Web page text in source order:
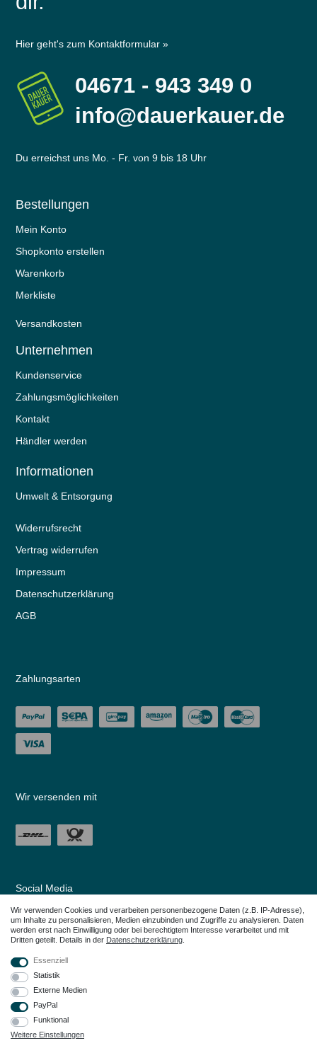
Hier geht's zum Kontaktformular »
04671 - 943 349 0
info@dauerkauer.de
Du erreichst uns Mo. - Fr. von 9 bis 18 Uhr
Bestellungen
Mein Konto
Shopkonto erstellen
Warenkorb
Merkliste
Versandkosten
Unternehmen
Kundenservice
Zahlungsmöglichkeiten
Kontakt
Händler werden
Informationen
Umwelt & Entsorgung
Widerrufs­recht
Vertrag widerrufen
Impressum
Daten­schutz­erklärung
AGB
Zahlungsarten
Wir versenden mit
Social Media
Wir verwenden Cookies und verarbeiten personenbezogene Daten (z.B. IP-Adresse),
um Inhalte zu personalisieren, Medien einzubinden und Zugriffe zu analysieren. Daten
werden erst nach Einwilligung oder bei berechtigtem Interesse verarbeitet und mit
Dritten geteilt. Details in der Daten­schutz­erklärung
Essenziell
Statistik
Externe Medien
PayPal
Funktional
Weitere Einstellungen